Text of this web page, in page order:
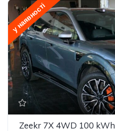
у наявності
Zeekr 7X 4WD 100 kWh